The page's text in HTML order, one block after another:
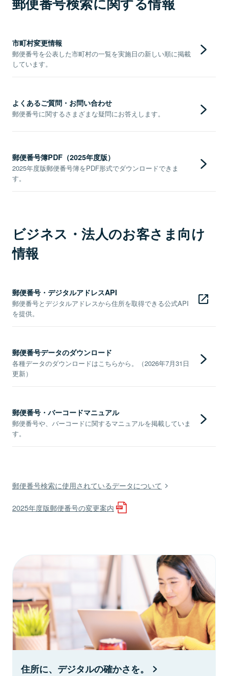
市町村変更情報
郵便番号を公表した市町村の一覧を実施日の新しい順に掲載
しています。
よくあるご質問・お問い合わせ
郵便番号に関するさまざまな疑問にお答えします。
郵便番号簿PDF（2025年度版）
2025年度版郵便番号簿をPDF形式でダウンロードできま
す。
ビジネス・法人のお客さま向け
情報
郵便番号・デジタルアドレスAPI
郵便番号とデジタルアドレスから住所を取得できる公式API
を提供。
郵便番号データのダウンロード
各種データのダウンロードはこちらから。（2026年7月31日
更新）
郵便番号・バーコードマニュアル
郵便番号や、バーコードに関するマニュアルを掲載していま
す。
郵便番号検索に使用されているデータについて
2025年度版郵便番号の変更案内
住所に、デジタルの確かさを。